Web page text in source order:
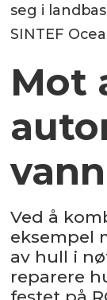
seg i
SINTEF
Mot
vann
Ved å
eksempel
av hull i
reparere